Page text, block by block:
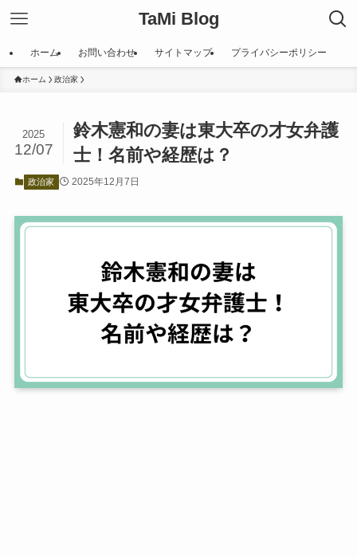
TaMi Blog
ホーム お問い合わせ サイトマップ プライバシーポリシー
ホーム 政治家
鈴木憲和の妻は東大卒の才女弁護
士！名前や経歴は？
2025
12/07
政治家 2025年12月7日